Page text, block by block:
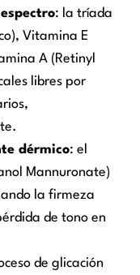
: la tríada
Vitamina E
A (Retinyl
libres por
dérmico: el
Mannuronate)
la firmeza
de tono en
de glicación